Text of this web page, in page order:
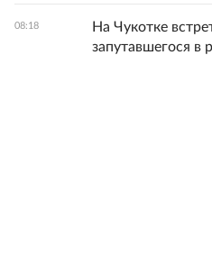
08:18
На Чукотке
запутавшегося в